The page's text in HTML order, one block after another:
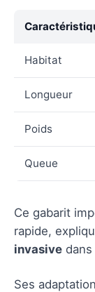
Habitat
Longueur
Poids
Queue
Ce gabarit
rapide,
invasive
Ses